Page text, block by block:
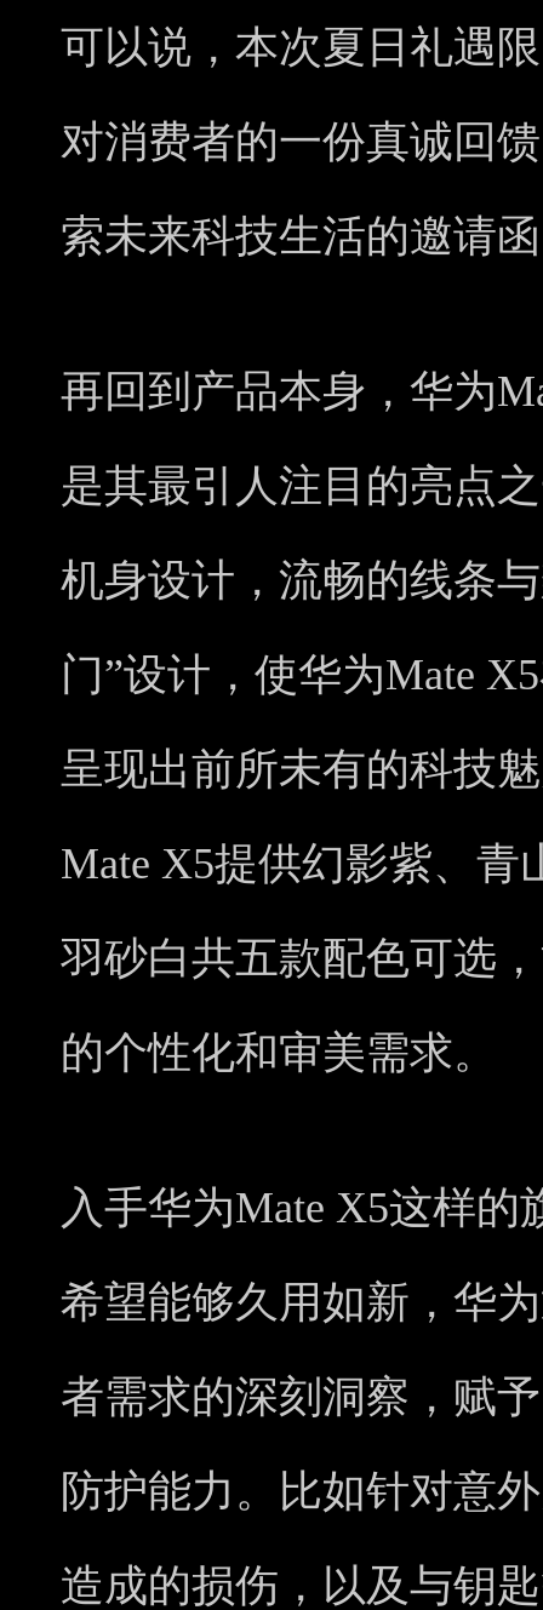
可以说，本次夏日礼遇
对消费者的一份真诚回
索未来科技生活的邀请
再回到产品本身，华为
是其最引人注目的亮点
机身设计，流畅的线条
门”设计，使华为Mate
呈现出前所未有的科技
Mate X5提供幻影紫、
羽砂白共五款配色可选
的个性化和审美需求。
入手华为Mate X5这样
希望能够久用如新，华
者需求的深刻洞察，赋
防护能力。比如针对意
造成的损伤，以及与钥